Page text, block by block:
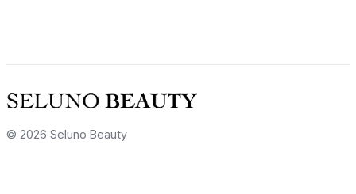
© 2026 Seluno Beauty